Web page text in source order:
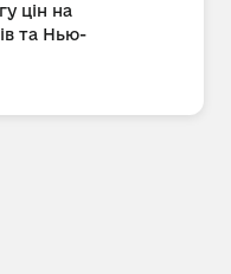
цін на
та Нью-